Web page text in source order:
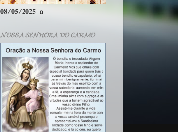
𝟎𝟖/𝟎𝟓/𝟐𝟎𝟐𝟓 𝐚
𝓝𝓞𝓢𝓢𝓐 𝓢𝓔𝓝𝓗𝓞𝓡𝓐 𝓓𝓞 𝓒𝓐𝓡𝓜𝓞